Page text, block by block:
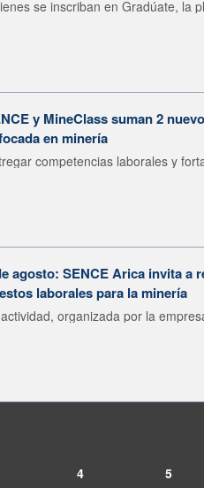
se inscriban en Gradúate, la
y MineClass suman 2
en minería
competencias laborales y
agosto: SENCE Arica invita a
laborales para la minería
organizada por la
4 5